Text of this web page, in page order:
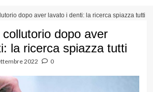
dopo aver lavato i denti: la ricerca spiazza tutti
dopo aver
la ricerca spiazza tutti
2022 0